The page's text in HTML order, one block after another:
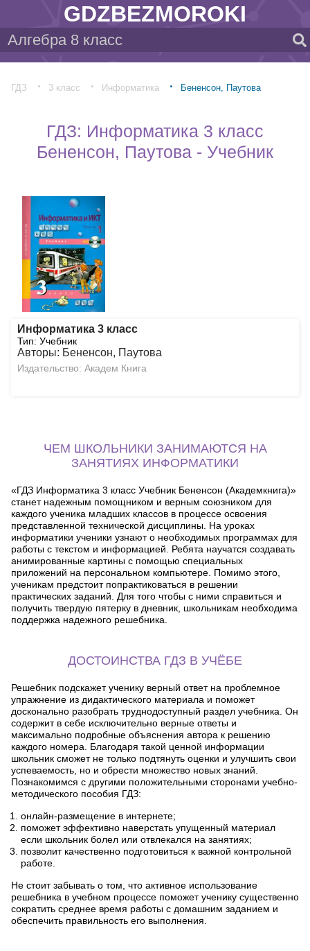
GDZBEZMOROKI
ГДЗ 3 класс Информатика Бененсон, Паутова
ГДЗ: Информатика 3 класс
Бененсон, Паутова - Учебник
Информатика 3 класс
Тип: Учебник
Авторы: Бененсон, Паутова
Издательство: Академ Книга
ЧЕМ ШКОЛЬНИКИ ЗАНИМАЮТСЯ НА
ЗАНЯТИЯХ ИНФОРМАТИКИ
«ГДЗ Информатика 3 класс Учебник Бененсон (Академкнига)»
станет надежным помощником и верным союзником для
каждого ученика младших классов в процессе освоения
представленной технической дисциплины. На уроках
информатики ученики узнают о необходимых программах для
работы с текстом и информацией. Ребята научатся создавать
анимированные картины с помощью специальных
приложений на персональном компьютере. Помимо этого,
ученикам предстоит попрактиковаться в решении
практических заданий. Для того чтобы с ними справиться и
получить твердую пятерку в дневник, школьникам необходима
поддержка надежного решебника.
ДОСТОИНСТВА ГДЗ В УЧЁБЕ
Решебник подскажет ученику верный ответ на проблемное
упражнение из дидактического материала и поможет
досконально разобрать труднодоступный раздел учебника. Он
содержит в себе исключительно верные ответы и
максимально подробные объяснения автора к решению
каждого номера. Благодаря такой ценной информации
школьник сможет не только подтянуть оценки и улучшить свои
успеваемость, но и обрести множество новых знаний.
Познакомимся с другими положительными сторонами учебно-
методического пособия ГДЗ:
онлайн-размещение в интернете;
поможет эффективно наверстать упущенный материал
если школьник болел или отвлекался на занятиях;
позволит качественно подготовиться к важной контрольной
работе.
Не стоит забывать о том, что активное использование
решебника в учебном процессе поможет ученику существенно
сократить среднее время работы с домашним заданием и
обеспечить правильность его выполнения.